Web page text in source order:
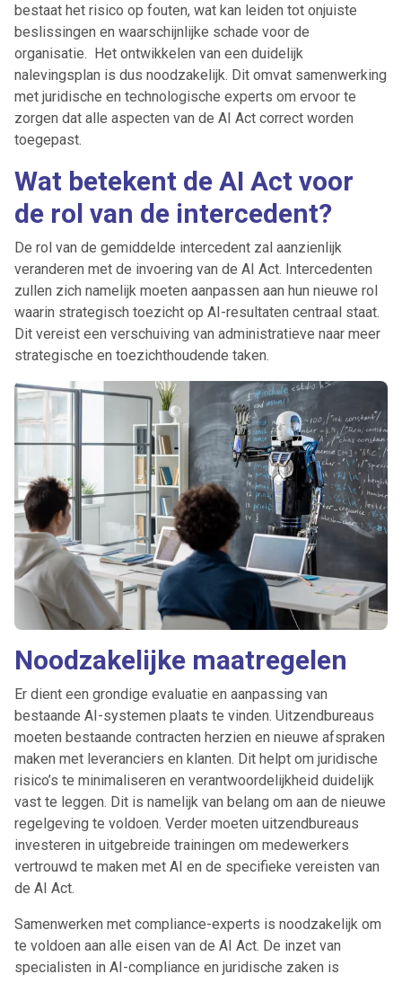
bestaat het risico op fouten, wat kan leiden tot onjuiste
beslissingen en waarschijnlijke schade voor de
organisatie. Het ontwikkelen van een duidelijk
nalevingsplan is dus noodzakelijk. Dit omvat samenwerking
met juridische en technologische experts om ervoor te
zorgen dat alle aspecten van de AI Act correct worden
toegepast.
Wat betekent de AI Act voor
de rol van de intercedent?
De rol van de gemiddelde intercedent zal aanzienlijk
veranderen met de invoering van de AI Act. Intercedenten
zullen zich namelijk moeten aanpassen aan hun nieuwe rol
waarin strategisch toezicht op AI-resultaten centraal staat.
Dit vereist een verschuiving van administratieve naar meer
strategische en toezichthoudende taken.
Noodzakelijke maatregelen
Er dient een grondige evaluatie en aanpassing van
bestaande AI-systemen plaats te vinden. Uitzendbureaus
moeten bestaande contracten herzien en nieuwe afspraken
maken met leveranciers en klanten. Dit helpt om juridische
risico’s te minimaliseren en verantwoordelijkheid duidelijk
vast te leggen. Dit is namelijk van belang om aan de nieuwe
regelgeving te voldoen. Verder moeten uitzendbureaus
investeren in uitgebreide trainingen om medewerkers
vertrouwd te maken met AI en de specifieke vereisten van
de AI Act.
Samenwerken met compliance-experts is noodzakelijk om
te voldoen aan alle eisen van de AI Act. De inzet van
specialisten in AI-compliance en juridische zaken is